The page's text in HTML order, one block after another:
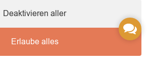
Deaktivieren aller
Erlaube alles
Us